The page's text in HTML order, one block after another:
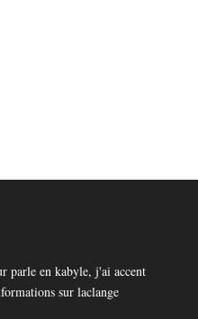
parle en kabyle, j'ai accent
sur laclange